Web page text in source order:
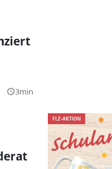
query_builder3min